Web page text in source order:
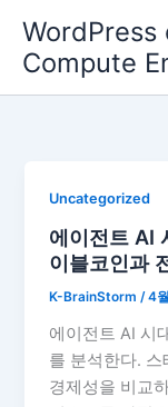
로
WordPress
Compute
Uncategorized
에이전트 AI
이블코인과
K-BrainStorm/4
에이전트 AI 시
를 분석한다.
경제성을 비교